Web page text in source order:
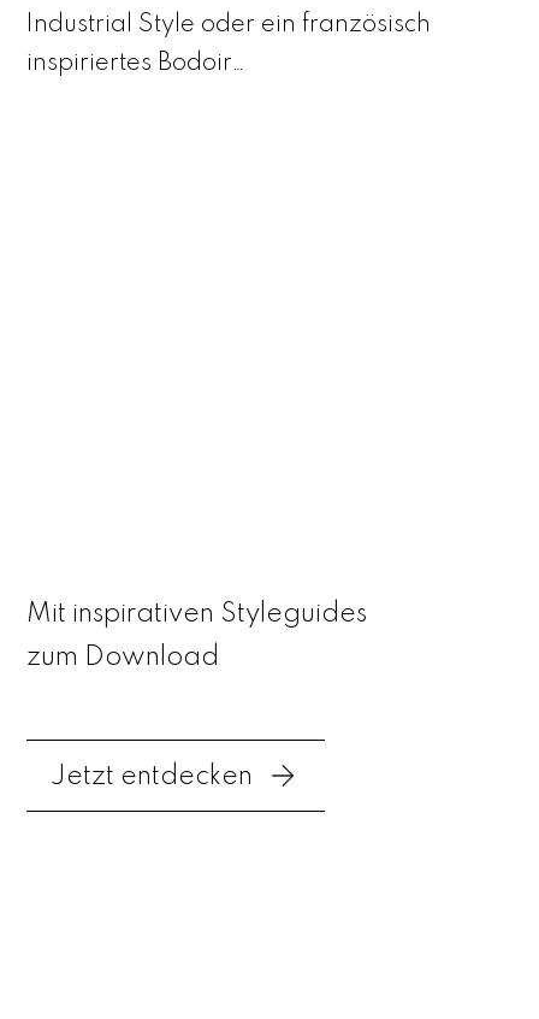
Industrial Style oder ein französisch
inspiriertes Bodoir…
Mit inspirativen Styleguides
zum Download
Jetzt entdecken